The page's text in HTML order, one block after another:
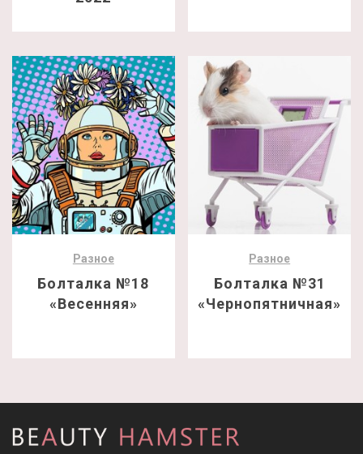
Разное
Болталка №18
«Весенняя»
Разное
Болталка №31
«Чернопятничная»